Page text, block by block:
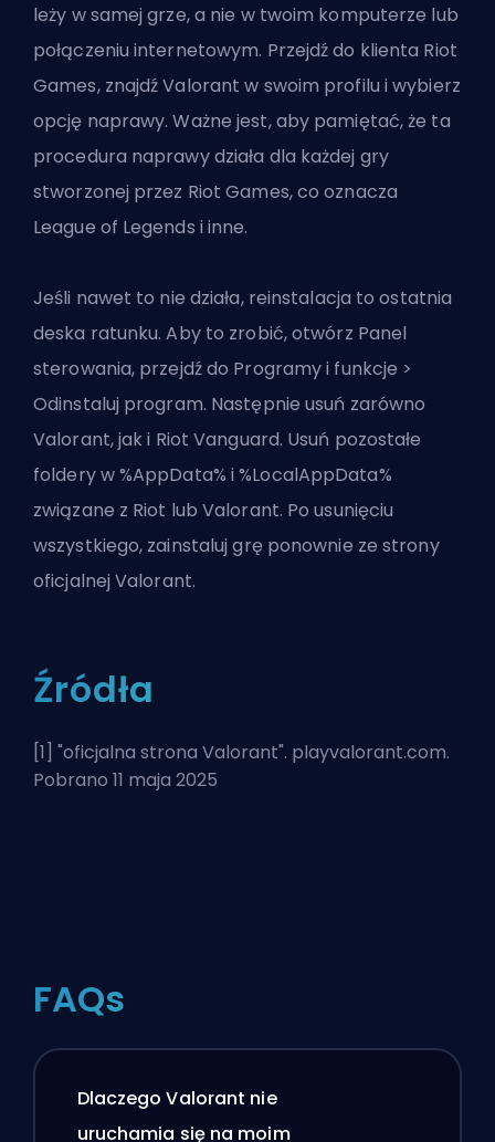
leży w samej grze, a nie w twoim komputerze lub
połączeniu internetowym. Przejdź do klienta Riot
Games, znajdź Valorant w swoim profilu i wybierz
opcję naprawy. Ważne jest, aby pamiętać, że ta
procedura naprawy działa dla każdej gry
stworzonej przez Riot Games, co oznacza
League of Legends i inne.
Jeśli nawet to nie działa, reinstalacja to ostatnia
deska ratunku. Aby to zrobić, otwórz Panel
sterowania, przejdź do Programy i funkcje >
Odinstaluj program. Następnie usuń zarówno
Valorant, jak i Riot Vanguard. Usuń pozostałe
foldery w %AppData% i %LocalAppData%
związane z Riot lub Valorant. Po usunięciu
wszystkiego, zainstaluj grę ponownie ze strony
oficjalnej Valorant.
Źródła
[1] "oficjalna strona Valorant". playvalorant.com.
Pobrano 11 maja 2025
FAQs
Dlaczego Valorant nie
uruchamia się na moim